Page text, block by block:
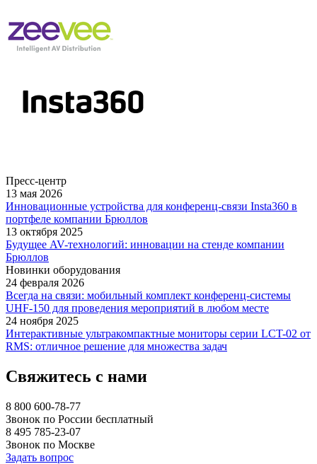
Пресс-центр
13 мая 2026
Инновационные устройства для конференц-связи Insta360 в
портфеле компании Брюллов
13 октября 2025
Будущее AV-технологий: инновации на стенде компании
Брюллов
Новинки оборудования
24 февраля 2026
Всегда на связи: мобильный комплект конференц-системы
UHF-150 для проведения мероприятий в любом месте
24 ноября 2025
Интерактивные ультракомпактные мониторы серии LCT-02 от
RMS: отличное решение для множества задач
Свяжитесь с нами
8 800 600-78-77
Звонок по России бесплатный
8 495 785-23-07
Звонок по Москве
Задать вопрос